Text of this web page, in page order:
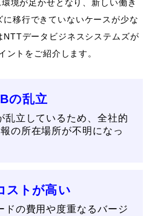
境が足かせとなり、新しい働き
移行できていないケースが少な
データビジネスシステムズが
トをご紹介します。
の乱立
乱立しているため、全社的
の所在場所が不明になっ
ストが高い
ドの費用や度重なるバージ